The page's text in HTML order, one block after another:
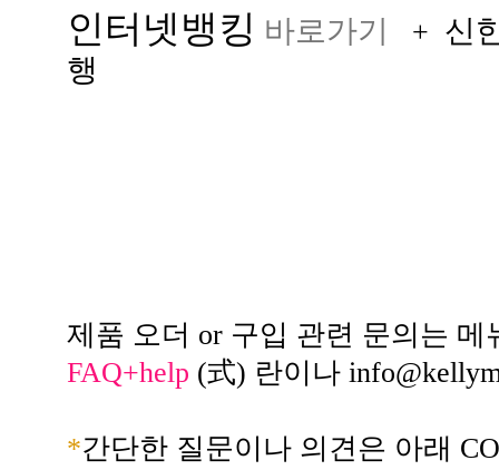
인터넷뱅킹 바로가기 + 신
행
제품 오더 or 구입 관련 문의는 메
FAQ+help (式) 란이나
*간단한 질문이나 의견은 아래